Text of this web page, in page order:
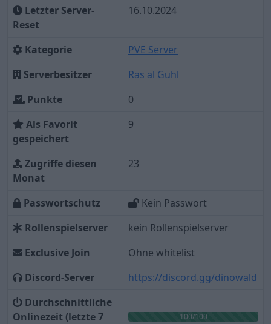
Letzter Server-
Reset
16.10.2024
Kategorie
PVE Server
Serverbesitzer
Ras al Guhl
Punkte
0
Als Favorit
gespeichert
9
Zugriffe diesen
Monat
23
Passwortschutz
Kein Passwort
Rollenspielserver
kein Rollenspielserver
Exclusive Join
Ohne whitelist
Discord-Server
https://discord.gg/dinowald
Durchschnittliche
Onlinezeit (letzte 7
100/100